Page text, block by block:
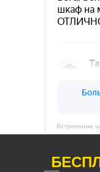
Встроенные